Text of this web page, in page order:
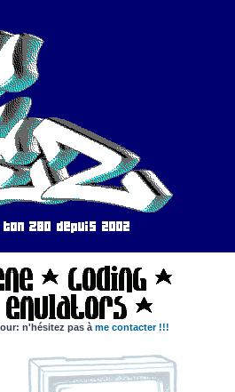
n'hésitez pas à me contacter !!!